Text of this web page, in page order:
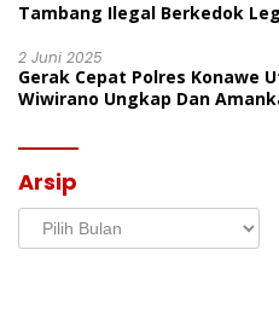
Tambang Ilegal Berkedok
2 Juni 2025
Gerak Cepat Polres Konawe
Wiwirano Ungkap Dan
Arsip
Arsip